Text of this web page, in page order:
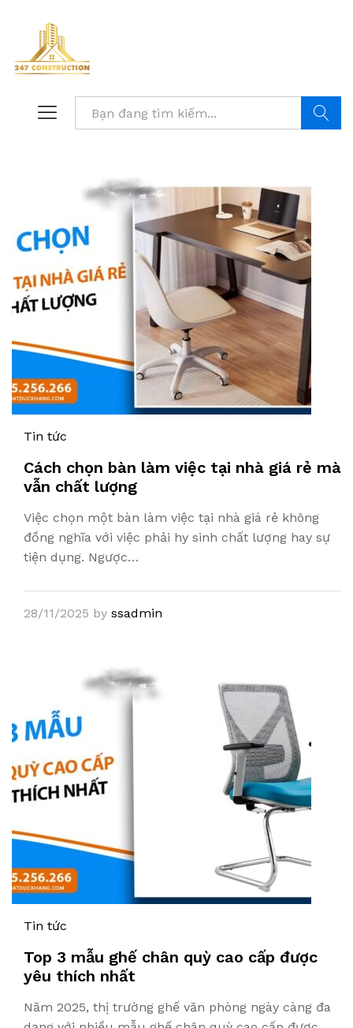
Tin tức
Cách chọn bàn làm việc tại nhà giá rẻ mà
vẫn chất lượng
Việc chọn một bàn làm việc tại nhà giá rẻ không
đồng nghĩa với việc phải hy sinh chất lượng hay sự
tiện dụng. Ngược…
28/11/2025 by ssadmin
Tin tức
Top 3 mẫu ghế chân quỳ cao cấp được
yêu thích nhất
Năm 2025, thị trường ghế văn phòng ngày càng đa